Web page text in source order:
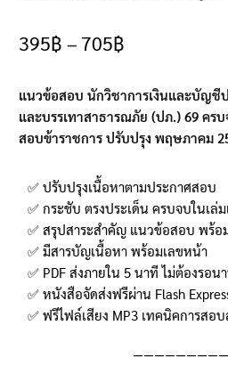
คะแนนเต็ม
คะแนนของ
ลูกค้า
395฿ – 705฿
แนวข้อสอบ นักวิชาการเงินและบัญชี
และบรรเทาสาธารณภัย (ปภ.) 69ครบ
สอบข้าราชการ ปรับปรุง พฤษภาคม
✅ ปรับปรุงเนื้อหาตามประกาศสอบ
✅ กระชับ ตรงประเด็น ครบจบในเล่ม
✅ สรุปสาระสำคัญ แนวข้อสอบ พร้อ
✅ มีสารบัญเนื้อหา พร้อมเลขหน้า
✅ PDF ส่งภายใน 5 นาที ไม่ต้องรอน
✅ หนังสือจัดส่งฟรีผ่าน Flash
✅ ฟรีไฟล์เสียง MP3 เทคนิคการสอ